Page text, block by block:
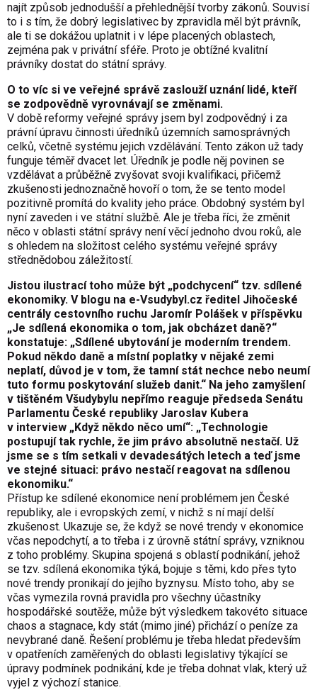
najít způsob jednodušší a přehlednější tvorby zákonů. Souvisí
to i s tím, že dobrý legislativec by zpravidla měl být právník,
ale ti se dokážou uplatnit i v lépe placených oblastech,
zejména pak v privátní sféře. Proto je obtížné kvalitní
právníky dostat do státní správy.
O to víc si ve veřejné správě zaslouží uznání lidé, kteří
se zodpovědně vyrovnávají se změnami.
V době reformy veřejné správy jsem byl zodpovědný i za
právní úpravu činnosti úředníků územních samosprávných
celků, včetně systému jejich vzdělávání. Tento zákon už tady
funguje téměř dvacet let. Úředník je podle něj povinen se
vzdělávat a průběžně zvyšovat svoji kvalifikaci, přičemž
zkušenosti jednoznačně hovoří o tom, že se tento model
pozitivně promítá do kvality jeho práce. Obdobný systém byl
nyní zaveden i ve státní službě. Ale je třeba říci, že změnit
něco v oblasti státní správy není věcí jednoho dvou roků, ale
s ohledem na složitost celého systému veřejné správy
střednědobou záležitostí.
Jistou ilustrací toho může být „podchycení“ tzv. sdílené
ekonomiky. V blogu na e-Vsudybyl.cz ředitel Jihočeské
centrály cestovního ruchu Jaromír Polášek v příspěvku
„Je sdílená ekonomika o tom, jak obcházet daně?“
konstatuje: „Sdílené ubytování je moderním trendem.
Pokud někdo daně a místní poplatky v nějaké zemi
neplatí, důvod je v tom, že tamní stát nechce nebo neumí
tuto formu poskytování služeb danit.“ Na jeho zamyšlení
v tištěném Všudybylu nepřímo reaguje předseda Senátu
Parlamentu České republiky Jaroslav Kubera
v interview „Když někdo něco umí“: „Technologie
postupují tak rychle, že jim právo absolutně nestačí. Už
jsme se s tím setkali v devadesátých letech a teď jsme
ve stejné situaci: právo nestačí reagovat na sdílenou
ekonomiku.“
Přístup ke sdílené ekonomice není problémem jen České
republiky, ale i evropských zemí, v nichž s ní mají delší
zkušenost. Ukazuje se, že když se nové trendy v ekonomice
včas nepodchytí, a to třeba i z úrovně státní správy, vzniknou
z toho problémy. Skupina spojená s oblastí podnikání, jehož
se tzv. sdílená ekonomika týká, bojuje s těmi, kdo přes tyto
nové trendy pronikají do jejího byznysu. Místo toho, aby se
včas vymezila rovná pravidla pro všechny účastníky
hospodářské soutěže, může být výsledkem takovéto situace
chaos a stagnace, kdy stát (mimo jiné) přichází o peníze za
nevybrané daně. Řešení problému je třeba hledat především
v opatřeních zaměřených do oblasti legislativy týkající se
úpravy podmínek podnikání, kde je třeba dohnat vlak, který už
vyjel z výchozí stanice.